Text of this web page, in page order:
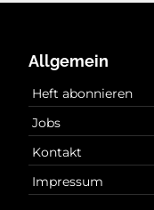
Allgemein
Heft abonnieren
Jobs
Kontakt
Impressum